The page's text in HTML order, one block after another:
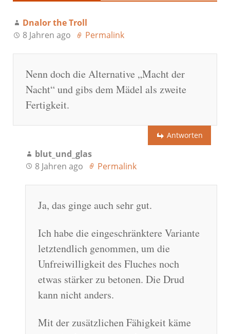
Dnalor the Troll
8 Jahren ago
Permalink
Nenn doch die Alternative „Macht der
Nacht“ und gibs dem Mädel als zweite
Fertigkeit.
Antworten
blut_und_glas
8 Jahren ago
Permalink
Ja, das ginge auch sehr gut.
Ich habe die eingeschränktere Variante
letztendlich genommen, um die
Unfreiwilligkeit des Fluches noch
etwas stärker zu betonen. Die Drud
kann nicht anders.
Mit der zusätzlichen Fähigkeit käme